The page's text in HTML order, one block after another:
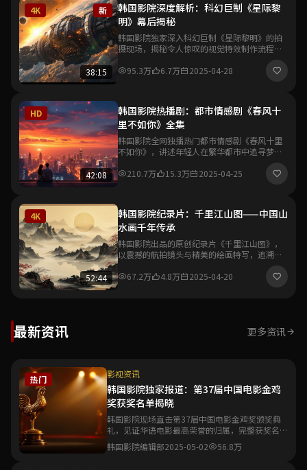
4K 新
38:15
韩国影院深度解析：科幻巨制《星际黎
明》幕后揭秘
韩国影院独家深入科幻巨制《星际黎明》的拍
摄现场，揭秘令人惊叹的视觉特效制作流程与
化的全新里程碑。
95.3万 6.7万 2025-04-28
HD
42:08
韩国影院热播剧：都市情感剧《春风十
里不如你》全集
韩国影院全网独播热门都市情感剧《春风十里
不如你》，讲述年轻人在繁华都市中追寻梦想
强烈共鸣。
210.7万 15.3万 2025-04-25
4K
52:44
韩国影院纪录片：千里江山图——中国山
水画千年传承
韩国影院出品的原创纪录片《千里江山图》，
以震撼的航拍镜头与精美的绘画特写，追溯中
展现东方美学的独特魅力。
67.2万 4.8万 2025-04-20
最新资讯 更多资讯
热门 影视资讯
韩国影院独家报道：第37届中国电影金鸡
奖获奖名单揭晓
韩国影院现场直击第37届中国电影金鸡奖颁奖典
礼，见证华语电影最高荣誉的归属，完整获奖名单
与精彩瞬间一文尽览。
韩国影院编辑部2025-05-02 56.8万